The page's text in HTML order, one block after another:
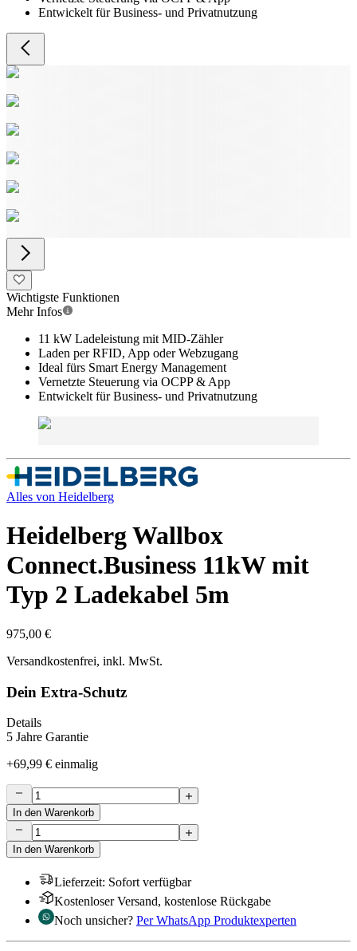
Entwickelt für Business- und Privatnutzung
Wichtigste Funktionen
Mehr Infos
11 kW Ladeleistung mit MID-Zähler
Laden per RFID, App oder Webzugang
Ideal fürs Smart Energy Management
Vernetzte Steuerung via OCPP & App
Entwickelt für Business- und Privatnutzung
Alles von Heidelberg
Heidelberg Wallbox
Connect.Business 11kW mit
Typ 2 Ladekabel 5m
975,00 €
Versandkostenfrei, inkl. MwSt.
Dein Extra-Schutz
Details
5 Jahre Garantie
+69,99 € einmalig
In den Warenkorb
In den Warenkorb
Lieferzeit: Sofort verfügbar
Kostenloser Versand, kostenlose Rückgabe
Noch unsicher? Per WhatsApp Produktexperten